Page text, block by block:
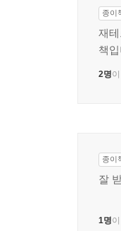
종이
재
책
2명
종이
잘
1명